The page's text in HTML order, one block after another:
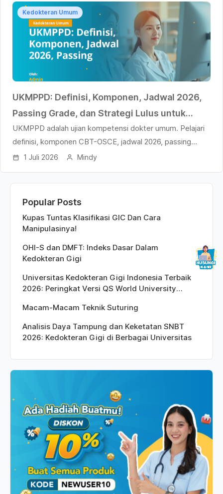
Kedokteran Umum
UKMPPD: Definisi, Komponen, Jadwal 2026,
Passing Grade, dan Strategi Lulus untuk
Mahasiswa Kedokteran
UKMPPD adalah ujian kompetensi dokter umum. Pelajari
definisi, komponen CBT-OSCE, jadwal 2026, passing
grade, dan strategi lulus untuk mahasiswa FK.
1 Juli 2026 Mindy
Popular Posts
Kupas Tuntas Klasifikasi GIC Dan Cara
Manipulasinya!
OHI-S dan DMFT: Indeks Dasar Dalam
Kedokteran Gigi
Universitas Kedokteran Gigi Indonesia Terbaik
2026: Peringkat Versi QS World University
Macam-Macam Teknik Suturing
Analisis Daya Tampung dan Keketatan SNBT
2026: Kedokteran Gigi di Berbagai Universitas